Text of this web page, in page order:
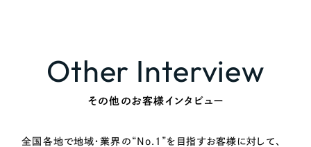
Other Interview
その他のお客様インタビュー
全国各地で地域・業界の“No.1”を目指すお客様に対して、